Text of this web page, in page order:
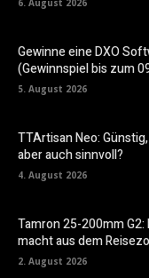
6. August 2026
Gewinne eine DXO
(Gewinnspiel bis zum
5. August 2026
TTArtisan Neo:
aber auch sinnvoll?
4. August 2026
Tamron 25-200mm
macht aus dem
2. August 2026